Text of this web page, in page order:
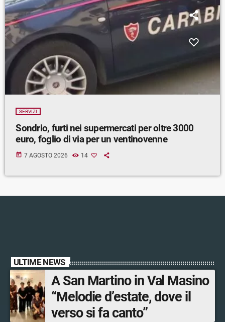
SERVIZI
Sondrio, furti nei supermercati per oltre 3000
euro, foglio di via per un ventinovenne
today 7 AGOSTO 2026 14
ULTIME NEWS
A San Martino in Val Masino
“Melodie d’estate, dove il
verso si fa canto”